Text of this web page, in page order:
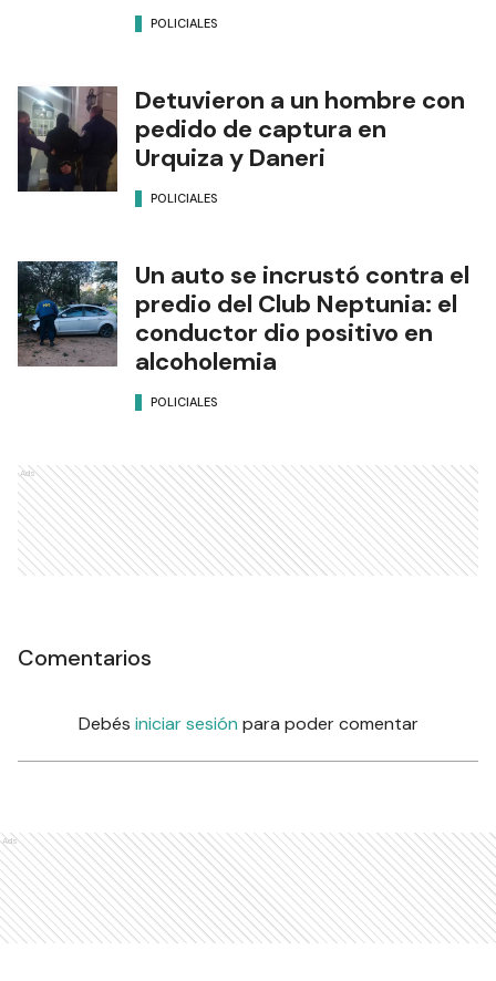
POLICIALES
Detuvieron a un hombre con
pedido de captura en
Urquiza y Daneri
POLICIALES
Un auto se incrustó contra el
predio del Club Neptunia: el
conductor dio positivo en
alcoholemia
POLICIALES
Ads
Comentarios
Debés iniciar sesión para poder comentar
Ads